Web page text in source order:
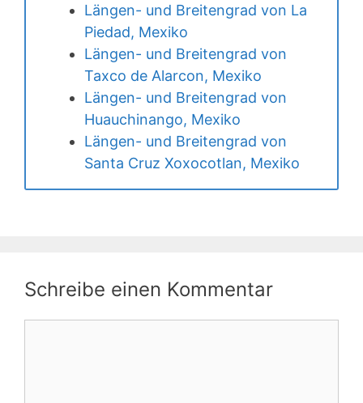
Längen- und Breitengrad von La
Piedad, Mexiko
Längen- und Breitengrad von
Taxco de Alarcon, Mexiko
Längen- und Breitengrad von
Huauchinango, Mexiko
Längen- und Breitengrad von
Santa Cruz Xoxocotlan, Mexiko
Schreibe einen Kommentar